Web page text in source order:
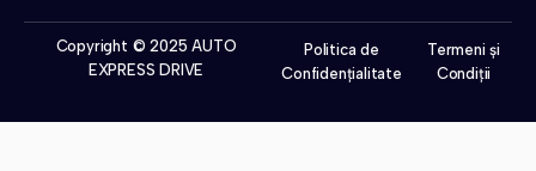
Copyright © 2025 AUTO
EXPRESS DRIVE
Politica de
Confidențialitate
Termeni și
Condiții